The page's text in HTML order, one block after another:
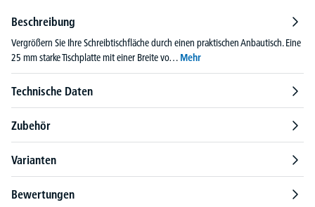
Beschreibung
Vergrößern Sie Ihre Schreibtischfläche durch einen praktischen Anbautisch. Eine
25 mm starke Tischplatte mit einer Breite vo… Mehr
Technische Daten
Zubehör
Varianten
Bewertungen